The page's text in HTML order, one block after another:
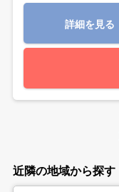
詳細を見る
近隣の地域から探す